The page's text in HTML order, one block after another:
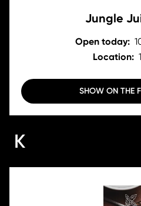
Jungle
Open today:
Location:
SHOW ON THE
K